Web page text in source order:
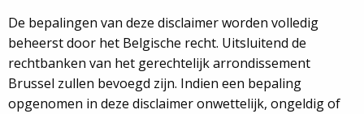
De bepalingen van deze disclaimer worden volledig
beheerst door het Belgische recht. Uitsluitend de
rechtbanken van het gerechtelijk arrondissement
Brussel zullen bevoegd zijn. Indien een bepaling
opgenomen in deze disclaimer onwettelijk, ongeldig of